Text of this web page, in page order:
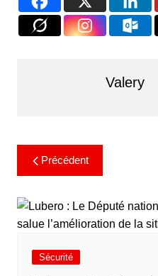
Valery
Précédent
Sécurité